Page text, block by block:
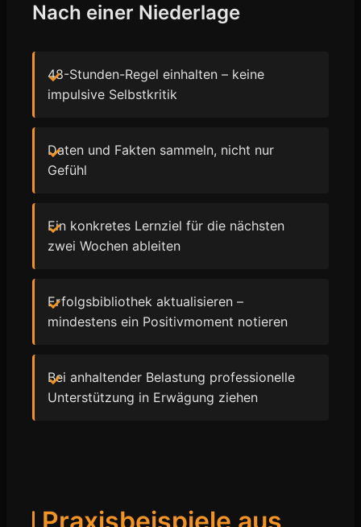
Nach einer Niederlage
48-Stunden-Regel einhalten – keine
impulsive Selbstkritik
Daten und Fakten sammeln, nicht nur
Gefühl
Ein konkretes Lernziel für die nächsten
zwei Wochen ableiten
Erfolgsbibliothek aktualisieren –
mindestens ein Positivmoment notieren
Bei anhaltender Belastung professionelle
Unterstützung in Erwägung ziehen